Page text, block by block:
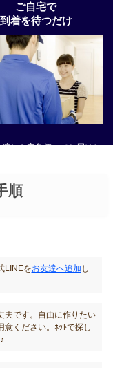
ご自宅で
到着を待つだけ
渡しも宅急便にてお届けし
順
LINEをお友達へ追加 し
夫です。自由に作りたい
意ください。ﾈｯﾄで探し